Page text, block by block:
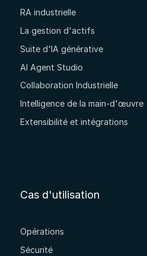
RA industrielle
La gestion d'actifs
Suite d'IA générative
AI Agent Studio
Collaboration Industrielle
Intelligence de la main-d'œuvre
Extensibilité et intégrations
Cas d'utilisation
Opérations
Sécurité